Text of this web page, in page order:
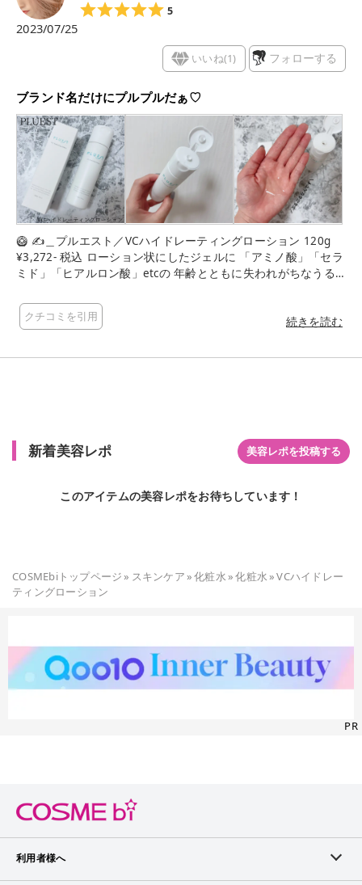
5
2023/07/25
いいね(1) フォローする
ブランド名だけにプルプルだぁ♡
🥝 ✍＿プルエスト／VCハイドレーティングローション 120g
¥3,272- 税込 ローション状にしたジェルに 「アミノ酸」「セラ
ミド」「ヒアルロン酸」etcの 年齢とともに失われがちなうる
的な『浸透型ビタミンC誘導体』を採用し、 角質層に浸透した
瞬間からモチモチと弾力のあるハリ肌へと導いてくれるそう。
イズベストなパッケージが御好き。 手に出したときからトロト
燥肌 #エイジングケア #ビタミンC #コラーゲン #セラミド #ヒ
アルロン酸 #スキンケア #スキンケアマニア #スキンケア紹介
クチコミを引用 続きを読む
新着美容レポ 美容レポを投稿する
このアイテムの美容レポをお待ちしています！
COSMEbiトップページ» スキンケア»化粧水»化粧水»VCハイドレー
ティングローション
PR
利用者様へ